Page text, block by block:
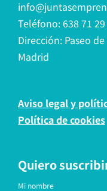
Teléfono: 638 71 29
Dirección: Paseo
Madrid
Aviso legal y
Política de cookies
Quiero
Mi nombre